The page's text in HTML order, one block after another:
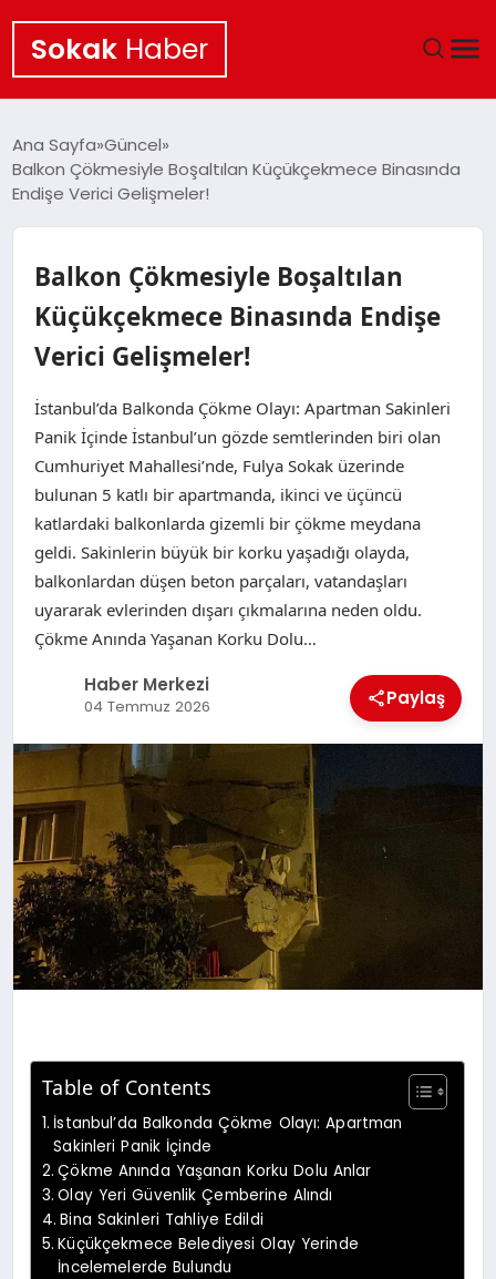
Sokak Haber
EKONOMI
KÜLTÜR SANAT
SAĞLIK
TEKNOLOJI
Ana Sayfa Güncel
Balkon Çökmesiyle Boşaltılan Küçükçekmece Binasında
Endişe Verici Gelişmeler!
Balkon Çökmesiyle Boşaltılan
Küçükçekmece Binasında Endişe
Verici Gelişmeler!
İstanbul’da Balkonda Çökme Olayı: Apartman Sakinleri
Panik İçinde İstanbul’un gözde semtlerinden biri olan
Cumhuriyet Mahallesi’nde, Fulya Sokak üzerinde
bulunan 5 katlı bir apartmanda, ikinci ve üçüncü
katlardaki balkonlarda gizemli bir çökme meydana
geldi. Sakinlerin büyük bir korku yaşadığı olayda,
balkonlardan düşen beton parçaları, vatandaşları
uyararak evlerinden dışarı çıkmalarına neden oldu.
Çökme Anında Yaşanan Korku Dolu…
Haber Merkezi
04 Temmuz 2026 Paylaş
Table of Contents
İstanbul’da Balkonda Çökme Olayı: Apartman
Sakinleri Panik İçinde
Çökme Anında Yaşanan Korku Dolu Anlar
Olay Yeri Güvenlik Çemberine Alındı
Bina Sakinleri Tahliye Edildi
Küçükçekmece Belediyesi Olay Yerinde
İncelemelerde Bulundu